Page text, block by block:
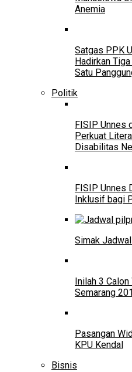
Anemia
Satgas PPK
Hadirkan
Satu
Politik
FISIP Unnes
Perkuat
Disabilitas
FISIP Unnes
Inklusif bagi
Simak
Inilah 3
Semarang
Pasangan
KPU Kendal
Bisnis